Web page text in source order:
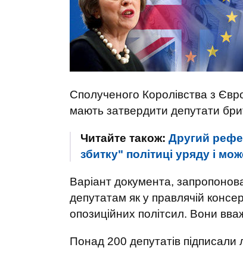
Сполученого Королівства з
мають затвердити депутати
Читайте також: Другий
збитку" політиці уряду і
Варіант документа,
депутатам як у правлячій
опозиційних політсил. Вони
Понад 200 депутатів підписали